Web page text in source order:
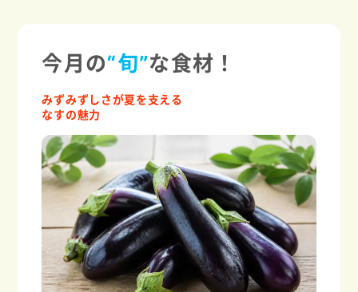
今月の“旬”な食材！
みずみずしさが夏を支える
なすの魅力